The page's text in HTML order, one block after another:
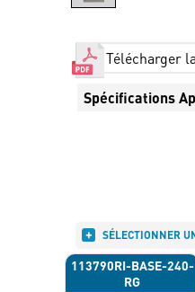
Télécharger
Spécifications
SÉLECTIONNER
113790RI-BASE-240-
RG